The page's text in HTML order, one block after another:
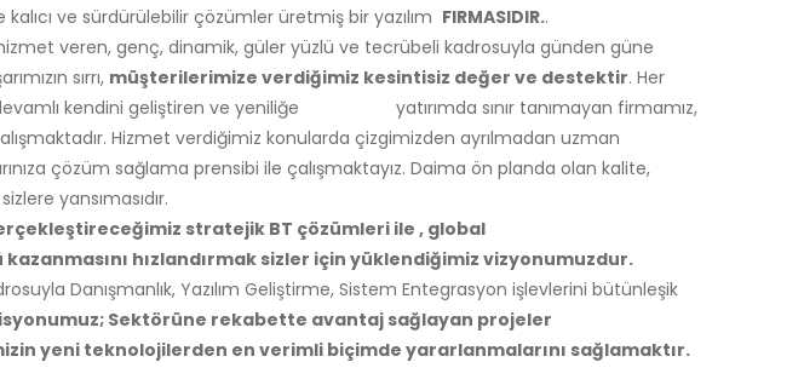
ve sürdürülebilir çözümler üretmiş bir yazılım FIRMASIDIR..
veren, genç, dinamik, güler yüzlü ve tecrübeli kadrosuyla günden güne
sırrı, müşterilerimize verdiğimiz kesintisiz değer ve destektir. Her
kendini geliştiren ve yeniliğe yatırımda sınır tanımayan firmamız,
Hizmet verdiğimiz konularda çizgimizden ayrılmadan uzman
çözüm sağlama prensibi ile çalışmaktayız. Daima ön planda olan kalite,
yansımasıdır.
gerçekleştireceğimiz stratejik BT çözümleri ile , global
hızlandırmak sizler için yüklendiğimiz vizyonumuzdur.
Danışmanlık, Yazılım Geliştirme, Sistem Entegrasyon işlevlerini bütünleşik
Sektörüne rekabette avantaj sağlayan projeler
yeni teknolojilerden en verimli biçimde yararlanmalarını sağlamaktır.